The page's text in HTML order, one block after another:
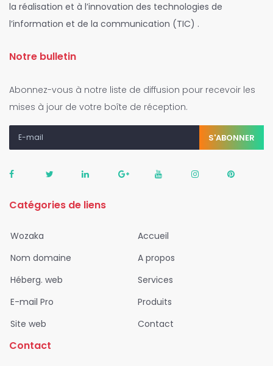
la réalisation et à l’innovation des technologies de
l’information et de la communication (TIC) .
Notre bulletin
Abonnez-vous à notre liste de diffusion pour recevoir les
mises à jour de votre boîte de réception.
S'ABONNER
Catégories de liens
Wozaka
Accueil
Nom domaine
A propos
Héberg. web
Services
E-mail Pro
Produits
Site web
Contact
Contact